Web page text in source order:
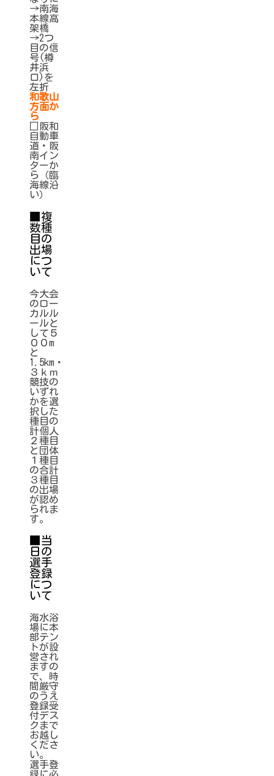
→南海
本線高
架橋
→2つ
目の信
号(樽
井浜
口)を
左折
和歌山
方面か
ら
□阪和
自動車
道・阪
南イン
ターか
ら（臨
海線沿
い）
■複
数種
目の
出場
につ
いて
今大会
のロー
カルル
ールと
して５
００m
と
1.5km・
３ｋｍ
競技の
いずれ
かを選
択した
種目の
計個人
２種目
と団体
１種目
の合計
３種目
の出場
が認め
られま
す。
■当
日の
選手
登録
につ
いて
海水浴
場に本
部テン
トが設
営され
ますの
で、時
間厳守
のうえ
登録受
付デス
クまで
お越し
くださ
い。
選手登